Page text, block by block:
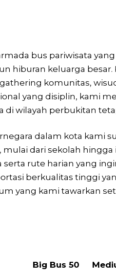
bus pariwisata
hiburan keluarga
komunitas,
yang disiplin, kami
di wilayah perbukitan
dalam kota
dari sekolah
rute harian yang
berkualitas tinggi
yang kami tawarkan
Big Bus 50